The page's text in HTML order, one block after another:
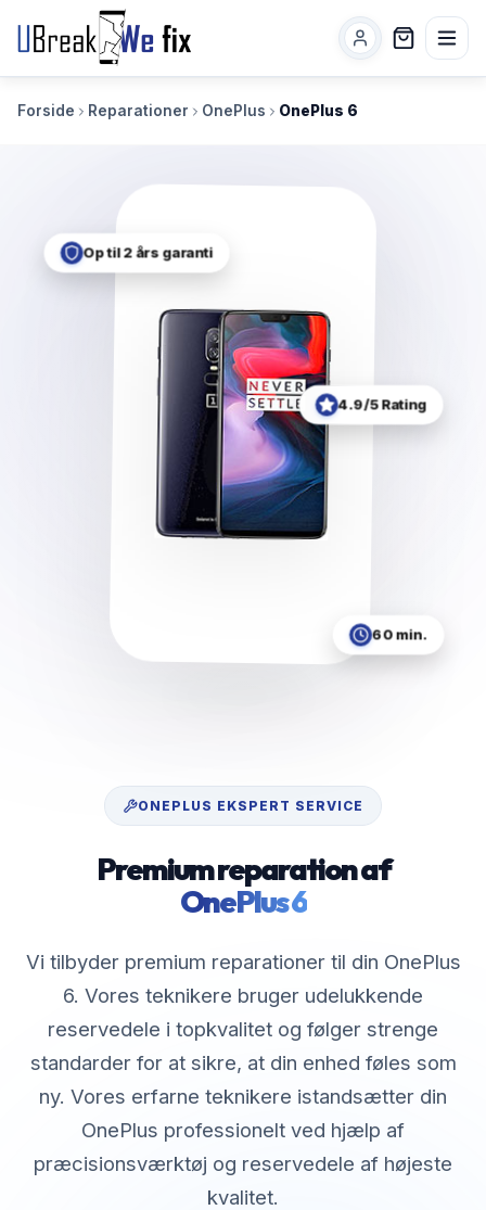
Forside Reparationer OnePlus OnePlus 6
Op til 2 års garanti
60 min.
4.9/5 Rating
ONEPLUS EKSPERT SERVICE
Premium reparation af
OnePlus 6
Vi tilbyder premium reparationer til din OnePlus
6. Vores teknikere bruger udelukkende
reservedele i topkvalitet og følger strenge
standarder for at sikre, at din enhed føles som
ny. Vores erfarne teknikere istandsætter din
OnePlus professionelt ved hjælp af
præcisionsværktøj og reservedele af højeste
kvalitet.